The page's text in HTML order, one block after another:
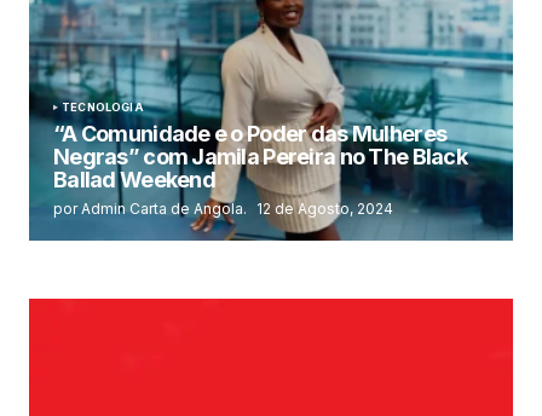
TECNOLOGIA
“A Comunidade e o Poder das Mulheres
Negras” com Jamila Pereira no The Black
Ballad Weekend
por Admin Carta de Angola. 12 de Agosto, 2024